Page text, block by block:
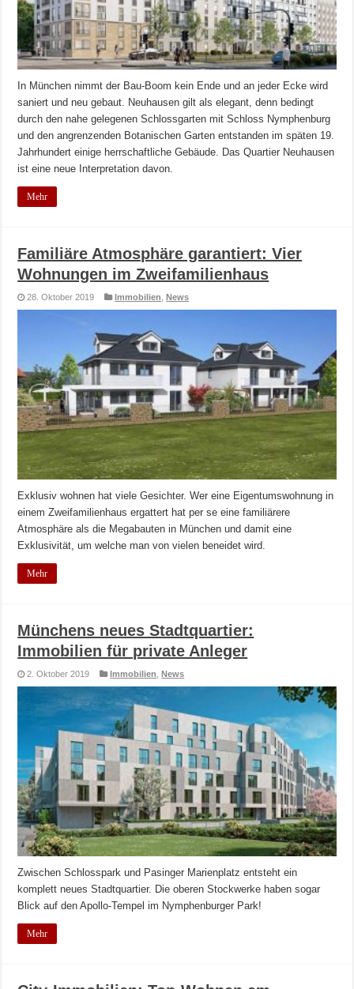
In München nimmt der Bau-Boom kein Ende und an jeder Ecke wird
saniert und neu gebaut. Neuhausen gilt als elegant, denn bedingt
durch den nahe gelegenen Schlossgarten mit Schloss Nymphenburg
und den angrenzenden Botanischen Garten entstanden im späten 19.
Jahrhundert einige herrschaftliche Gebäude. Das Quartier Neuhausen
ist eine neue Interpretation davon.
Mehr
Familiäre Atmosphäre garantiert: Vier
Wohnungen im Zweifamilienhaus
28. Oktober 2019 Immobilien ,News
Exklusiv wohnen hat viele Gesichter. Wer eine Eigentumswohnung in
einem Zweifamilienhaus ergattert hat per se eine familiärere
Atmosphäre als die Megabauten in München und damit eine
Exklusivität, um welche man von vielen beneidet wird.
Mehr
Münchens neues Stadtquartier:
Immobilien für private Anleger
2. Oktober 2019 Immobilien ,News
Zwischen Schlosspark und Pasinger Marienplatz entsteht ein
komplett neues Stadtquartier. Die oberen Stockwerke haben sogar
Blick auf den Apollo-Tempel im Nymphenburger Park!
Mehr